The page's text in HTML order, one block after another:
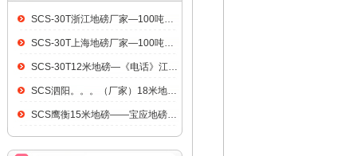
SCS-30T浙江地磅厂家—100吨汽车衡
SCS-30T上海地磅厂家—100吨汽车衡
SCS-30T12米地磅—《电话》江阴100吨地磅
SCS泗阳。。。（厂家）18米地磅（低价）
SCS鹰衡15米地磅——宝应地磅销售点